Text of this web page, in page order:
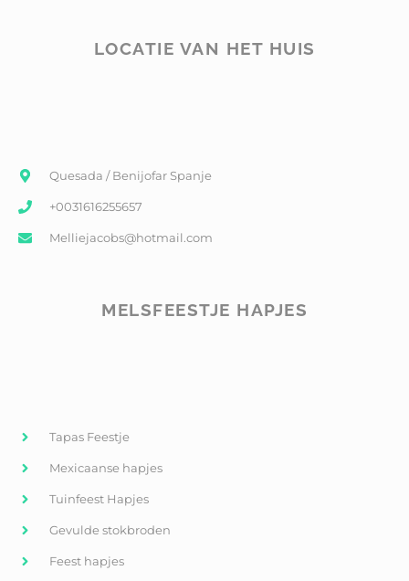
LOCATIE VAN HET HUIS
Quesada / Benijofar Spanje
+0031616255657
Melliejacobs@hotmail.com
MELSFEESTJE HAPJES
Tapas Feestje
Mexicaanse hapjes
Tuinfeest Hapjes
Gevulde stokbroden
Feest hapjes